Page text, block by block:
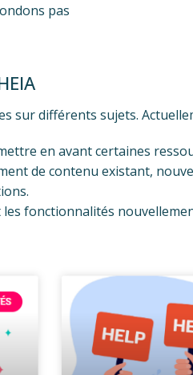
pas
différents sujets.
en avant certaines
de contenu existant,
fonctionnalités